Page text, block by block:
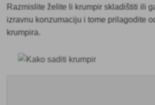
Razmislite želite li krumpir skladištiti ili
izravnu konzumaciju i tome prilagodite
krumpira.